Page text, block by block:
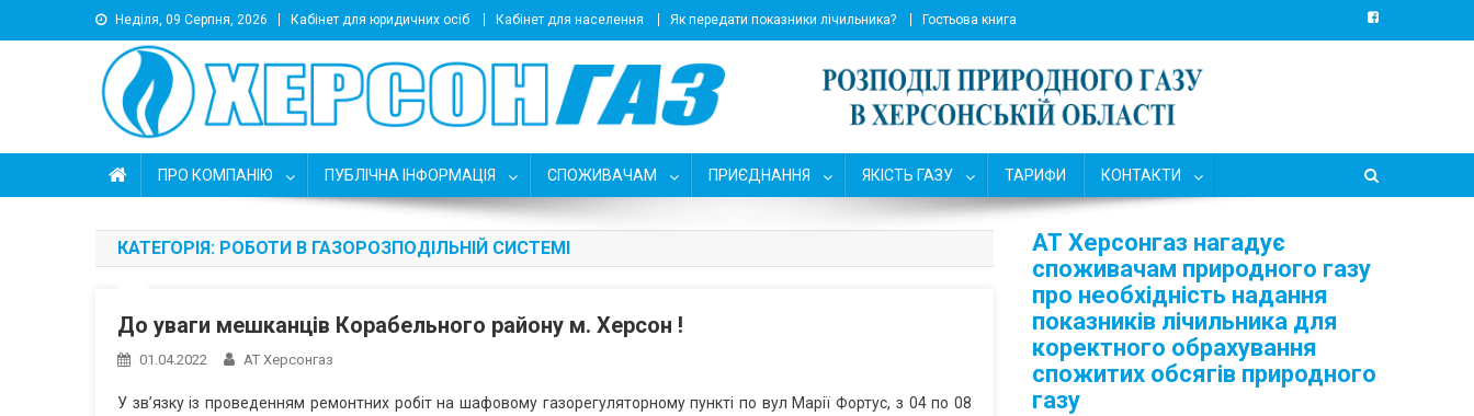
Неділя, 09 Серпня, 2026 Кабінет для юридичних осіб Кабінет для населення Як передати показники лічильника? Гостьова книга
АТ Херсонгаз
Підприємство з розподілу природного газу
ПРО КОМПАНІЮ ПУБЛІЧНА ІНФОРМАЦІЯ СПОЖИВАЧАМ ПРИЄДНАННЯ ЯКІСТЬ ГАЗУ ТАРИФИ КОНТАКТИ
КАТЕГОРІЯ: РОБОТИ В ГАЗОРОЗПОДІЛЬНІЙ СИСТЕМІ
До уваги мешканців Корабельного району м. Херсон !
01.04.2022 АТ Херсонгаз
У зв’язку із проведенням ремонтних робіт на шафовому газорегуляторному пункті по вул Марії Фортус, з 04 по 08
АТ Херсонгаз нагадує
споживачам природного газу
про необхідність надання
показників лічильника для
коректного обрахування
спожитих обсягів природного
газу